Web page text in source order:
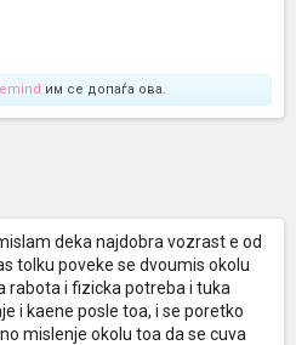
им се допаѓа ова.
deka najdobra vozrast e od
tolku poveke se dvoumis okolu
rabota i fizicka potreba i tuka
i kaene posle toa, i se poretko
mislenje okolu toa da se cuva